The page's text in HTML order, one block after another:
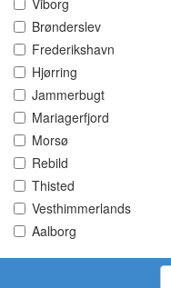
Viborg
Brønderslev
Frederikshavn
Hjørring
Jammerbugt
Mariagerfjord
Morsø
Rebild
Thisted
Vesthimmerlands
Aalborg